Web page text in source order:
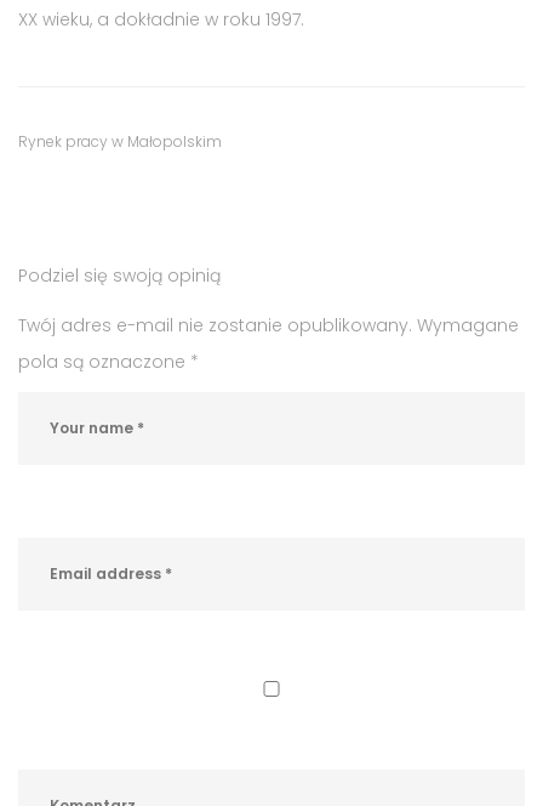
XX wieku, a dokładnie w roku 1997.
Tags
w
Świątnikach
Górnych,
pracy
Category
Rynek pracy w Małopolskim
Podziel się swoją opinią
Twój adres e-mail nie zostanie opublikowany. Wymagane
pola są oznaczone *